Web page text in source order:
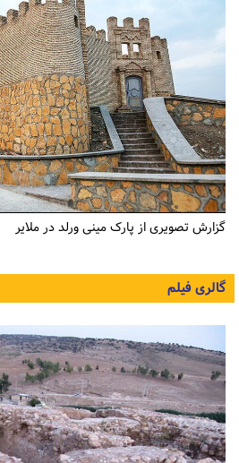
گزارش تصویری از پارک مینی ورلد در ملایر
گالری فیلم